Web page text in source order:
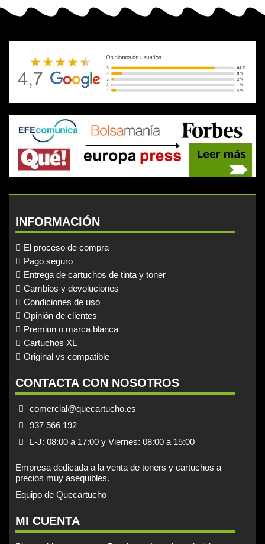
INFORMACIÓN
El proceso de compra
Pago seguro
Entrega de cartuchos de tinta y toner
Cambios y devoluciones
Condiciones de uso
Opinión de clientes
Premiun o marca blanca
Cartuchos XL
Original vs compatible
CONTACTA CON NOSOTROS
comercial@quecartucho.es
937 566 192
L-J: 08:00 a 17:00 y Viernes: 08:00 a 15:00
Empresa dedicada a la venta de toners y cartuchos a
precios muy asequibles.
Equipo de Quecartucho
MI CUENTA